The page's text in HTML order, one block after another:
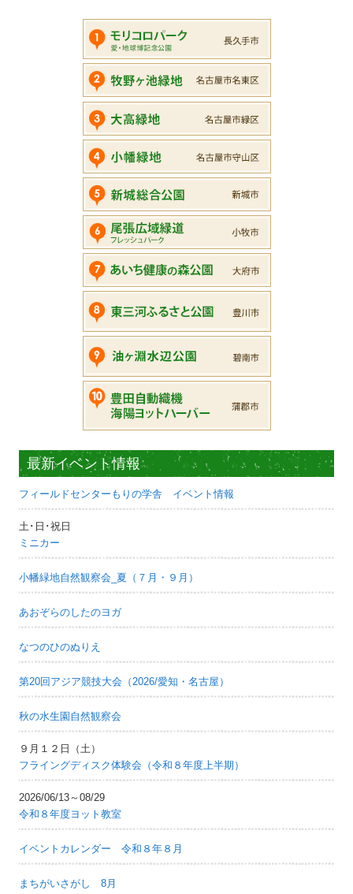
最新イベント情報
フィールドセンターもりの学舎 イベント情報
土･日･祝日
ミニカー
小幡緑地自然観察会_夏（７月・９月）
あおぞらのしたのヨガ
なつのひのぬりえ
第20回アジア競技大会（2026/愛知・名古屋）
秋の水生園自然観察会
９月１２日（土）
フライングディスク体験会（令和８年度上半期）
2026/06/13～08/29
令和８年度ヨット教室
イベントカレンダー 令和８年８月
まちがいさがし 8月